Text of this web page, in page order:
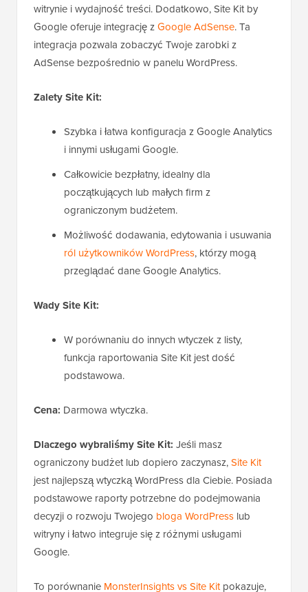
witrynie i wydajność treści. Dodatkowo, Site Kit by
Google oferuje integrację zGoogle AdSense. Ta
integracja pozwala zobaczyć Twoje zarobki z
AdSense bezpośrednio w panelu WordPress.
Zalety Site Kit:
Szybka i łatwa konfiguracja z Google Analytics
i innymi usługami Google.
Całkowicie bezpłatny, idealny dla
początkujących lub małych firm z
ograniczonym budżetem.
Możliwość dodawania, edytowania i usuwania
ról użytkowników WordPress, którzy mogą
przeglądać dane Google Analytics.
Wady Site Kit:
W porównaniu do innych wtyczek z listy,
funkcja raportowania Site Kit jest dość
podstawowa.
Cena: Darmowa wtyczka.
Dlaczego wybraliśmy Site Kit: Jeśli masz
ograniczony budżet lub dopiero zaczynasz,Site Kit
jest najlepszą wtyczką WordPress dla Ciebie. Posiada
podstawowe raporty potrzebne do podejmowania
decyzji o rozwoju Twojego bloga WordPress lub
witryny i łatwo integruje się z różnymi usługami
Google.
To porównanie MonsterInsights vs Site Kitpokazuje,